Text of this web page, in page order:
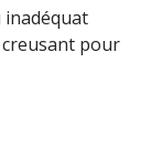
inadéquat
pour